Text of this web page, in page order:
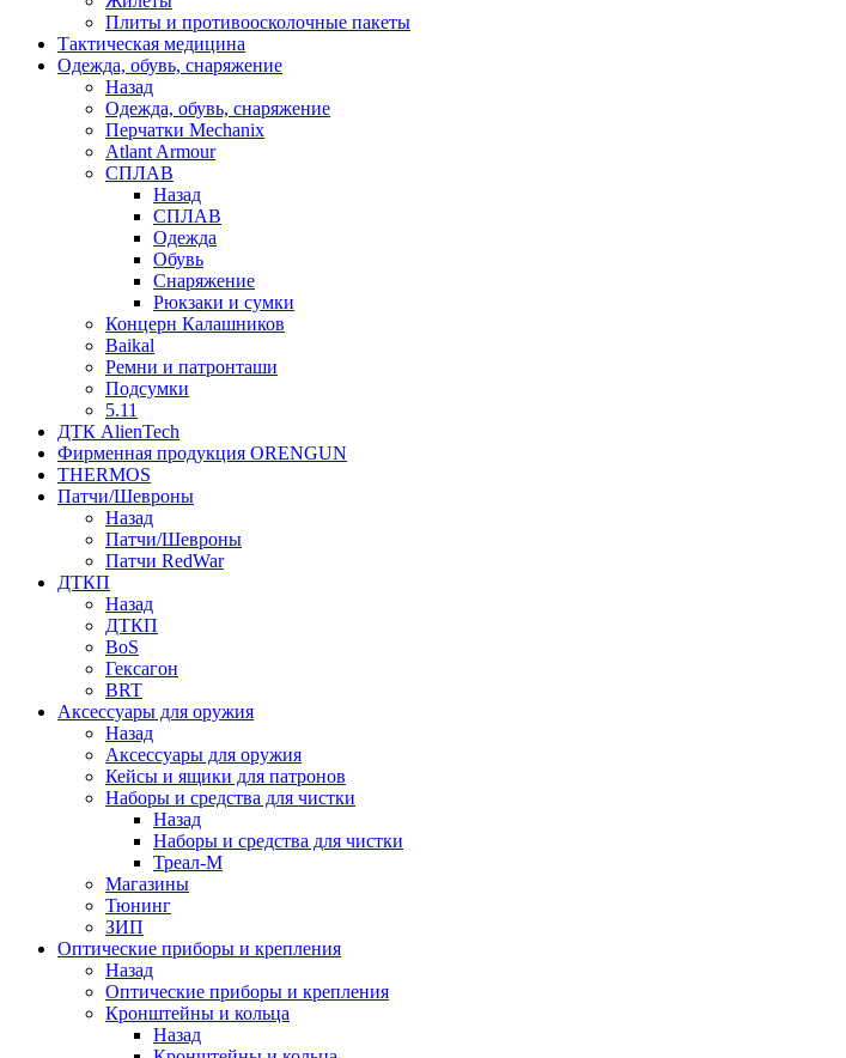
Плиты и противоосколочные пакеты
Тактическая медицина
Одежда, обувь, снаряжение
Назад
Одежда, обувь, снаряжение
Перчатки Mechanix
Atlant Armour
СПЛАВ
Назад
СПЛАВ
Одежда
Обувь
Снаряжение
Рюкзаки и сумки
Концерн Калашников
Baikal
Ремни и патронташи
Подсумки
5.11
ДТК AlienTech
Фирменная продукция ORENGUN
THERMOS
Патчи/Шевроны
Назад
Патчи/Шевроны
Патчи RedWar
ДТКП
Назад
ДТКП
BoS
Гексагон
BRT
Аксессуары для оружия
Назад
Аксессуары для оружия
Кейсы и ящики для патронов
Наборы и средства для чистки
Назад
Наборы и средства для чистки
Треал-М
Магазины
Тюнинг
ЗИП
Оптические приборы и крепления
Назад
Оптические приборы и крепления
Кронштейны и кольца
Назад